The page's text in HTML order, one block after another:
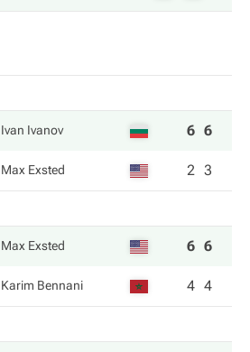
Ivan Ivanov 6 6
Max Exsted 2 3
Max Exsted 6 6
Karim Bennani 4 4